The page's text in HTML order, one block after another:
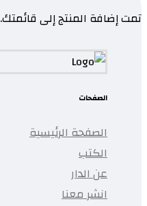
تمت إضافة المنتج إلى قائمتك.
الصفحات
الصفحة الرئيسية
الكتب
عن الدار
انشر معنا